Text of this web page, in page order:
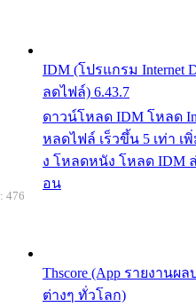
IDM (โปรแกรม Internet
ลดไฟล์) 6.43.7
ดาวน์โหลด IDM โหลด
หลดไฟล์ เร็วขึ้น 5 เท่า เ
ง โหลดหนัง โหลด IDM
อน
Thscore (App รายงาน
ต่างๆ ทั่วโลก)
476